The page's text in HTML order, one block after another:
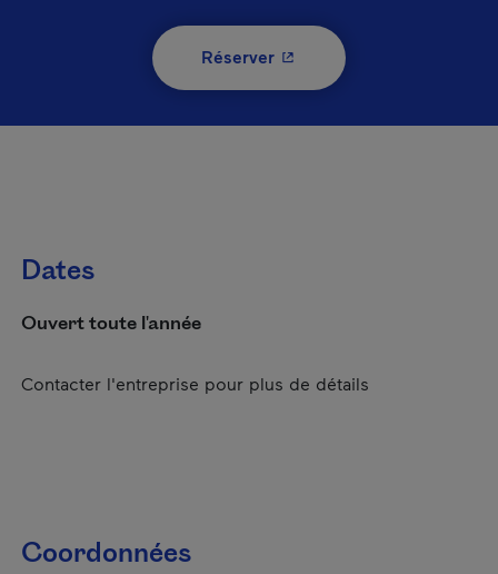
Réserver- Cet hyperlien s'ouvrira
Dates
Ouvert toute l'année
Contacter l'entreprise pour plus de détails
Coordonnées